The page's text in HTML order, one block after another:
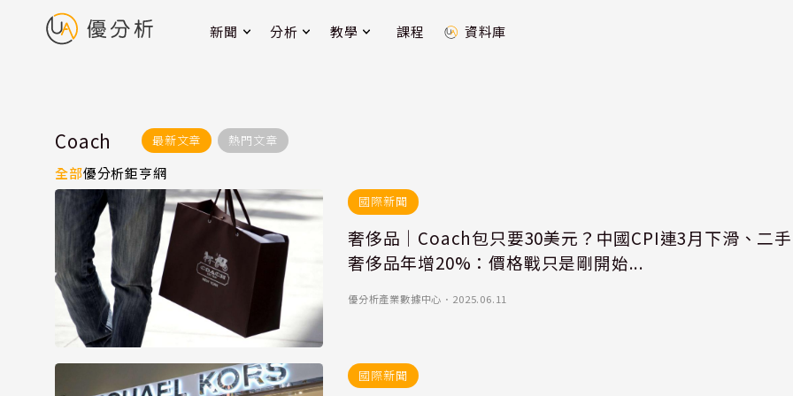
新聞 分析 教學 課程 資料庫
Coach 最新文章 熱門文章
全部優分析鉅亨網
國際新聞
奢侈品｜Coach包只要30美元？中國CPI連3月下滑、二手
奢侈品年增20%：價格戰只是剛開始...
優分析產業數據中心 ． 2025.06.11
國際新聞